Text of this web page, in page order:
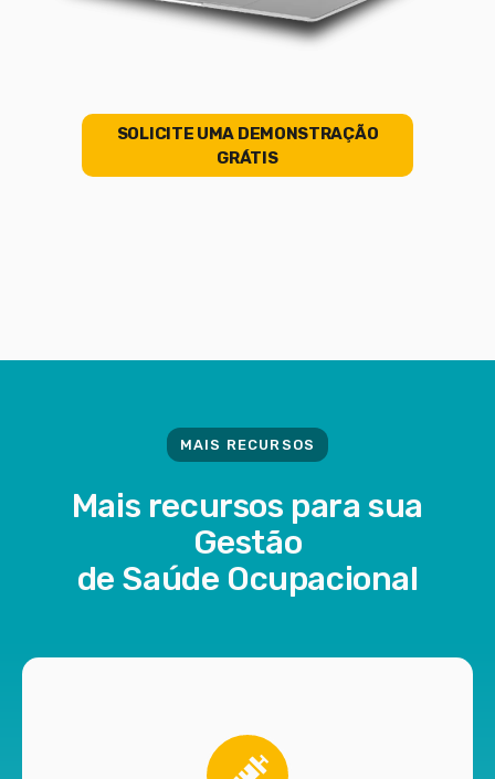
SOLICITE UMA DEMONSTRAÇÃO
GRÁTIS
MAIS RECURSOS
Mais recursos para sua
Gestão
de Saúde Ocupacional